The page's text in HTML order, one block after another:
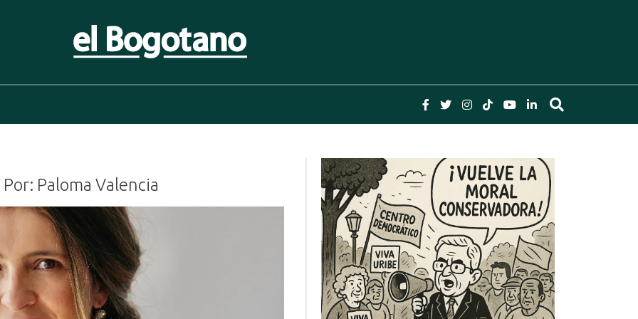
Periodismo de las últimas noticias de Bogotá, Colombia y el Mundo, Columnas, Investigación,
Paloma Valencia